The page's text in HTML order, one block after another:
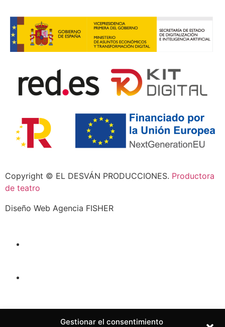
Gestionar el consentimiento
Copyright © EL DESVÁN PRODUCCIONES. Productora
de teatro
Diseño Web Agencia FISHER
TRAYECTORIA